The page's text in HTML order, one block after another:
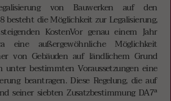
von Bauwerken auf den
besteht die Möglichkeit zur Legalisierung,
KostenVor genau einem Jahr
eine außergewöhnliche Möglichkeit
von Gebäuden auf ländlichem Grund
unter bestimmten Voraussetzungen eine
beantragen. Diese Regelung, die auf
seiner siebten Zusatzbestimmung DA7ª